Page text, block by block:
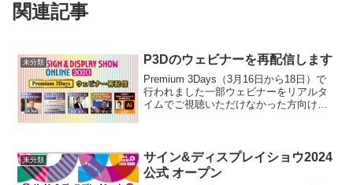
関連記事
未分類 P3Dのウェビナーを再配信します
Premium 3Days（3月16日から18日）で
行われました一部ウェビナーをリアルタ
イムでご視聴いただけなかった方向けに
には...
未分類
サイン&ディスプレイショウ2024
公式 オープン